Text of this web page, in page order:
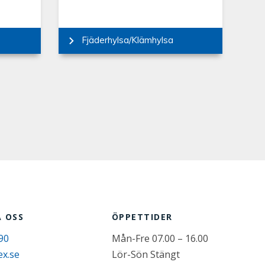
Fjäderhylsa/Klämhylsa
ÖPPETTIDER
Mån-Fre 07.00 – 16.00
Lör-Sön Stängt